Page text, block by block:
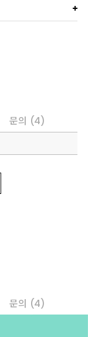
문의 (4)
문의 (4)